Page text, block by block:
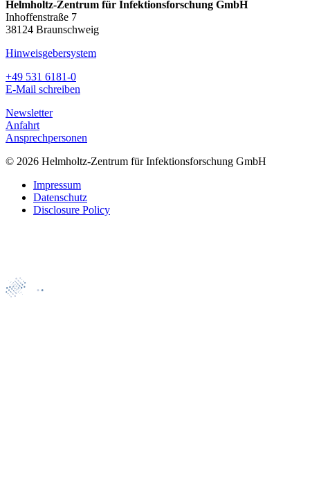
Helmholtz-Zentrum für Infektionsforschung GmbH
Inhoffenstraße 7
38124 Braunschweig
Hinweisgebersystem
+49 531 6181-0
E-Mail schreiben
Newsletter
Anfahrt
Ansprechpersonen
© 2026 Helmholtz-Zentrum für Infektionsforschung GmbH
Impressum
Datenschutz
Disclosure Policy